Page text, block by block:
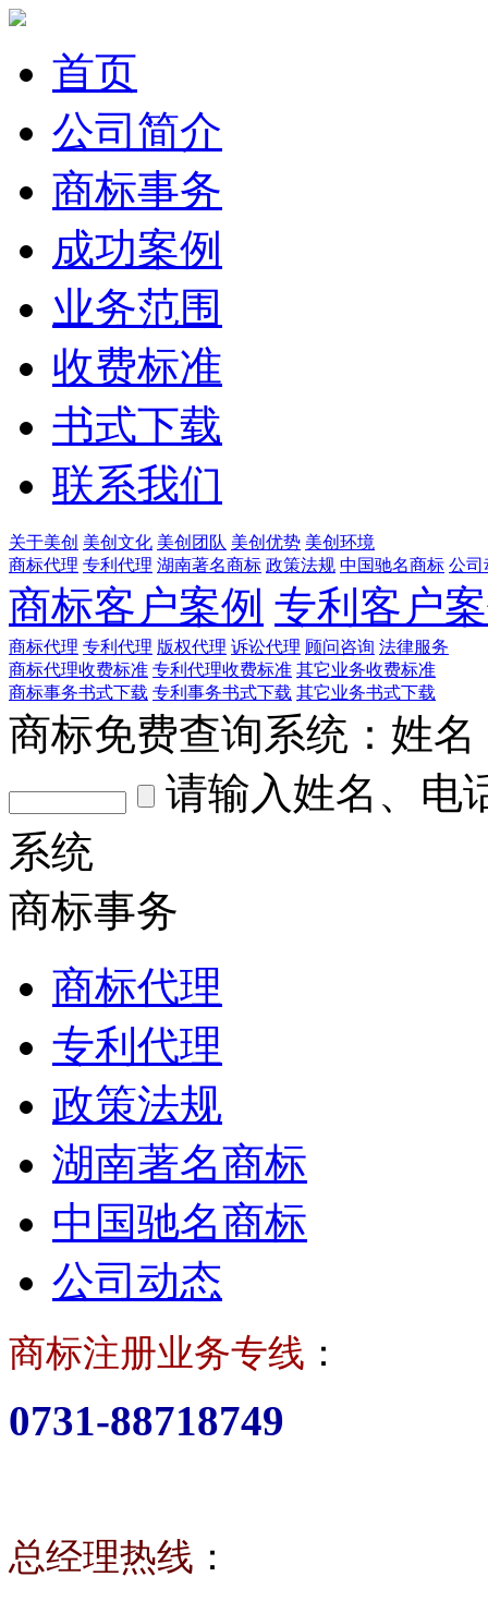
首页
公司简介
商标事务
成功案例
业务范围
收费标准
书式下载
联系我们
关于美创 美创文化 美创团队 美创优势 美创环境
商标代理 专利代理 湖南著名商标 政策法规 中国驰名商标 公司
商标客户案例 专利客户
商标代理 专利代理 版权代理 诉讼代理 顾问咨询 法律服务
商标代理收费标准 专利代理收费标准 其它业务收费标准
商标事务书式下载 专利事务书式下载 其它业务书式下载
商标免费查询系统： 姓名
请输入姓名、电
系统
商标事务
商标代理
专利代理
政策法规
湖南著名商标
中国驰名商标
公司动态
商标注册业务专线 ：
0731-88718749
总经理热线 ：